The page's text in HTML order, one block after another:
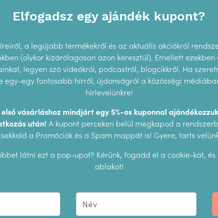
témát, amihez sokszor azt sem tudjuk,
gyerek, szülő és tanár véleményétkikérték.
a serdülőkori változásokról,
érzelmi érettségi szintjét.Kedves,
„jaj de ciki ez”érzést, mint a legtöbb
arra, hogy a képregény kulturálisan is
azonosulni tudjanak a szereplőkkel, és
hasznos útmutató kisfiúknak a testi és lelki
nem tárgyalja.
Elfogadsz egy ajándék kupont?
a legújabb termékekről és az aktuális akciókról
(olykor kizárólagosan azon keresztül). Emellett
legyen szó videókról, podcastról, blogcikkről. Ha
egy-egy fontosabb hírről, újdonságról a közösségi
hírlevelünkre!
vásárláshoz mindjárt egy 5%-os kuponnal
után! A kupont perceken belül megkapod a
a Promóciók és a Spam mappát is! Gyere, tarts
látni ezt a pop-upot? Kérünk, fogadd el a cookie-kat,
ablakot!